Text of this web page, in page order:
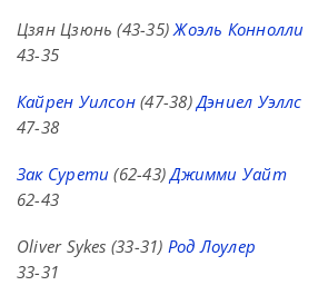
Цзян Цзюнь (43-35)Жоэль Коннолли
43-35
Кайрен Уилсон(47-38)Дэниел Уэллс
47-38
Зак Сурети (62-43)Джимми Уайт
62-43
Oliver Sykes (33-31) Род Лоулер
33-31